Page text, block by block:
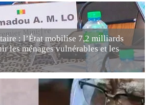
: l’État mobilise 7,2 milliards
les ménages vulnérables et les